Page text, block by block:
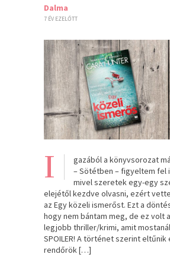
Dalma
7 ÉV EZELŐTT
I
gazából a könyvsorozat
– Sötétben – figyeltem fel
mivel szeretek egy-egy
elejétől kezdve olvasni, ezért
az Egy közeli ismerőst. Ezt a
hogy nem bántam meg, de ez volt
legjobb thriller/krimi, amit
SPOILER! A történet szerint eltűnik
rendőrök […]